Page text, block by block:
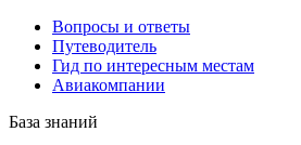
Вопросы и ответы
Путеводитель
Гид по интересным местам
Авиакомпании
База знаний